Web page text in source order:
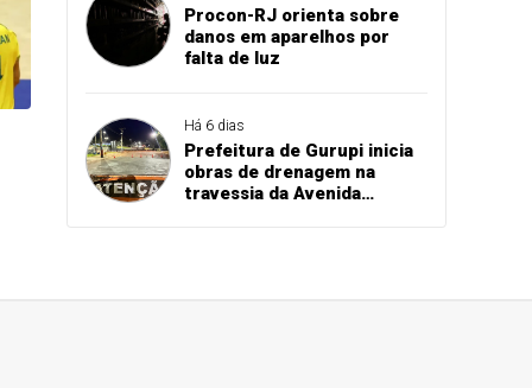
Procon-RJ orienta sobre
danos em aparelhos por
falta de luz
Há 6 dias
Prefeitura de Gurupi inicia
obras de drenagem na
travessia da Avenida